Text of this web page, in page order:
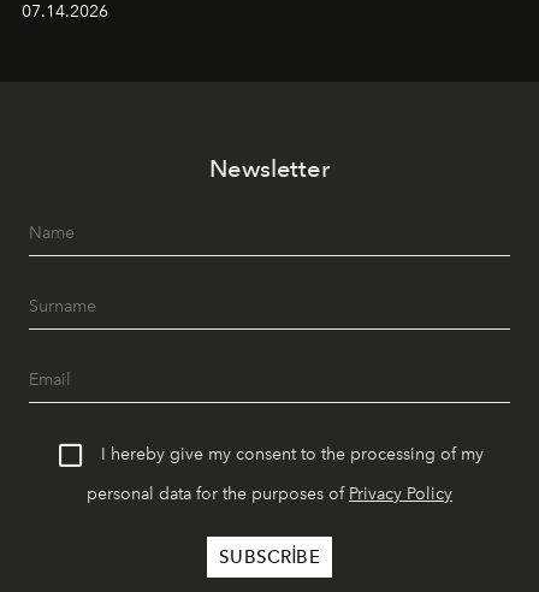
geceye taşıyarak her hafta farklı bir deneyim sunuyor.
07.14.2026
Newsletter
I hereby give my consent to the processing of my
personal data for the purposes of Privacy Policy